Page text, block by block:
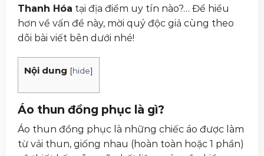
Thanh Hóa tại địa điểm uy tín nào?… Để hiểu
hơn về vấn đề này, mời quý độc giả cùng theo
dõi bài viết bên dưới nhé!
Nội dung [hide]
Áo thun đồng phục là gì?
Áo thun đồng phục là những chiếc áo được làm
từ vải thun, giống nhau (hoàn toàn hoặc 1 phần)